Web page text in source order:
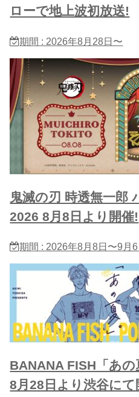
ローで地上波初放送!
期間 : 2026年8月28日〜
鬼滅の刃 時透無一郎
2026 8月8日より開催!
期間 : 2026年8月8日〜9月6
BANANA FISH「あ
8月28日より渋谷にて